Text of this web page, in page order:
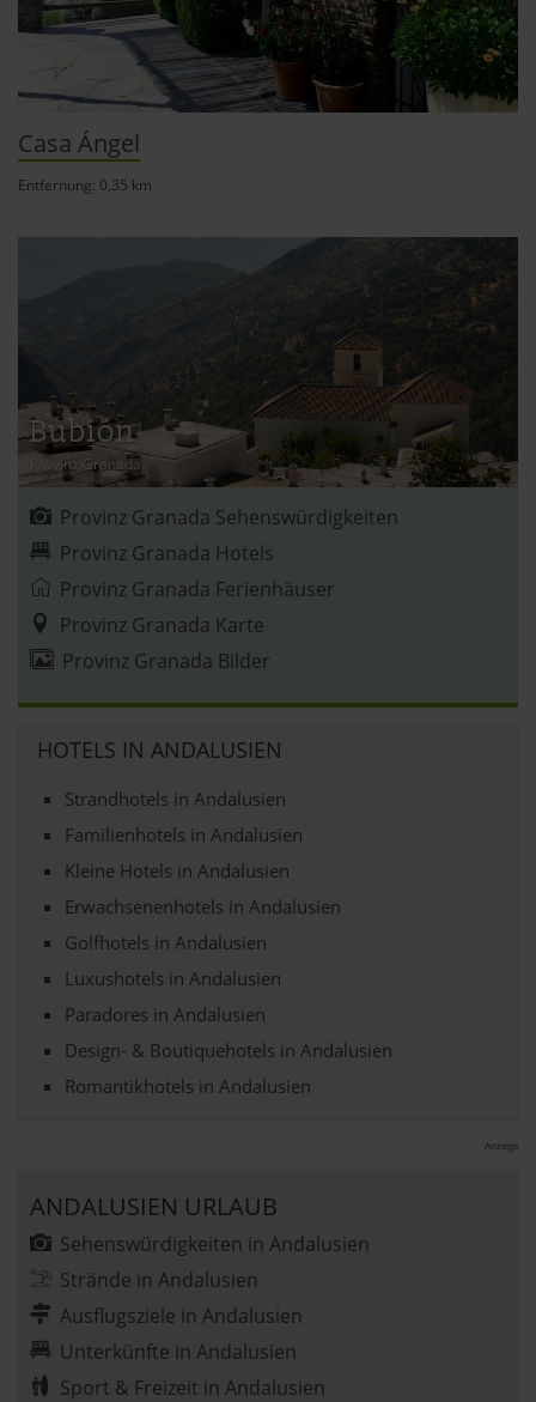
per Klick auf »Anpassen« anders entscheiden. Die
Einwilligung umfasst alle vorausgewählten, bzw. von dir
ausgewählten Cookies. Du kannst diese Einstellungen
jederzeit aufrufen und Cookies auch nachträglich
jederzeit abwählen. Weitere Hinweise zu den
verwendeten Verfahren und Begrifflichkeiten (z.B.
»Cookies«, »Marketing« und »Statistik«) erhältst du in
Casa Ángel
Entfernung: 0,35 km
Bubión
Provinz Granada
Provinz Granada Sehenswürdigkeiten
Provinz Granada Hotels
Provinz Granada Ferienhäuser
Provinz Granada Karte
Provinz Granada Bilder
HOTELS IN ANDALUSIEN
Strandhotels in Andalusien
Familienhotels in Andalusien
Kleine Hotels in Andalusien
Erwachsenenhotels in Andalusien
Golfhotels in Andalusien
Luxushotels in Andalusien
Paradores in Andalusien
Design- & Boutiquehotels in Andalusien
Romantikhotels in Andalusien
Anzeige
ANDALUSIEN URLAUB
Sehenswürdigkeiten in Andalusien
Strände in Andalusien
Ausflugsziele in Andalusien
Unterkünfte in Andalusien
Sport & Freizeit in Andalusien